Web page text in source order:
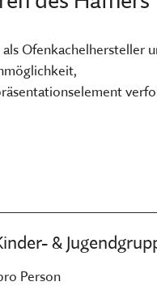
MEHR
& EINKAUFEN
BÜCHER &
Ofenkachelhersteller
&
Person